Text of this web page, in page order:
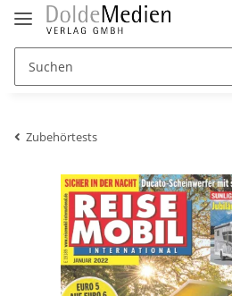
Zubehörtests